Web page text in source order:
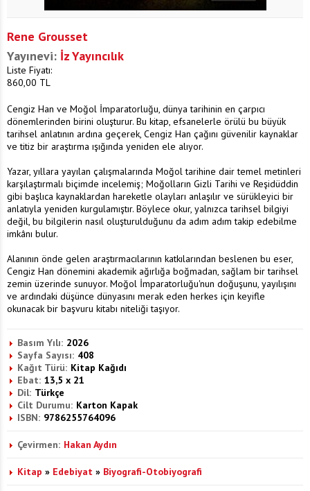
Rene Grousset
Yayınevi: İz Yayıncılık
Liste Fiyatı:
860,00 TL
Cengiz Han ve Moğol İmparatorluğu, dünya tarihinin en çarpıcı
dönemlerinden birini oluşturur. Bu kitap, efsanelerle örülü bu büyük
tarihsel anlatının ardına geçerek, Cengiz Han çağını güvenilir kaynaklar
ve titiz bir araştırma ışığında yeniden ele alıyor.
Yazar, yıllara yayılan çalışmalarında Moğol tarihine dair temel metinleri
karşılaştırmalı biçimde incelemiş; Moğolların Gizli Tarihi ve Reşidüddin
gibi başlıca kaynaklardan hareketle olayları anlaşılır ve sürükleyici bir
anlatıyla yeniden kurgulamıştır. Böylece okur, yalnızca tarihsel bilgiyi
değil, bu bilgilerin nasıl oluşturulduğunu da adım adım takip edebilme
imkânı bulur.
Alanının önde gelen araştırmacılarının katkılarından beslenen bu eser,
Cengiz Han dönemini akademik ağırlığa boğmadan, sağlam bir tarihsel
zemin üzerinde sunuyor. Moğol İmparatorluğu'nun doğuşunu, yayılışını
ve ardındaki düşünce dünyasını merak eden herkes için keyifle
okunacak bir başvuru kitabı niteliği taşıyor.
Basım Yılı: 2026
Sayfa Sayısı: 408
Kağıt Türü: Kitap Kağıdı
Ebat: 13,5 x 21
Dil: Türkçe
Cilt Durumu: Karton Kapak
ISBN: 9786255764096
Çevirmen: Hakan Aydın
Kitap » Edebiyat » Biyografi-Otobiyografi